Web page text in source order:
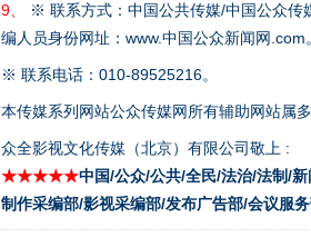
9、
※ 联系方式：中国公共传媒/中国公众传
编人员身份网址：www.中国公众新闻网.com。
※ 联系电话：010-89525216。
本传媒系列网站公众传媒网所有辅助网站属
众全影视文化传媒（北京）有限公司敬上 :
★★★★★中国/公众/公共/全民/法治/法制/
制作采编部/影视采编部/发布广告部/会议服务
东山县通报“牛蛙产品抗生素超标问题”